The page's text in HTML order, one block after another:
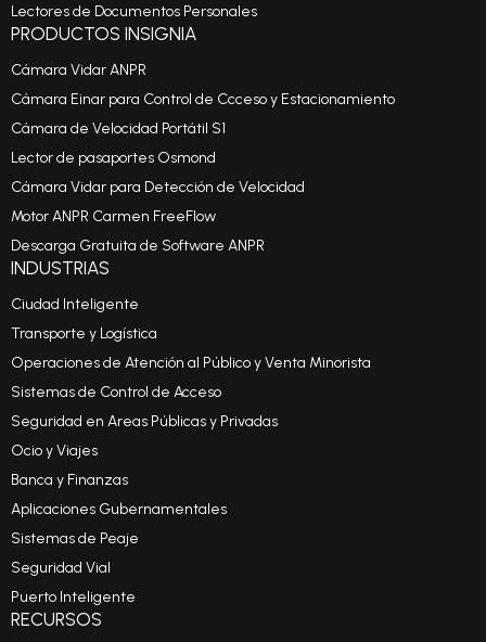
Lectores de Documentos Personales
PRODUCTOS INSIGNIA
Cámara Vidar ANPR
Cámara Einar para Control de Ccceso y Estacionamiento
Cámara de Velocidad Portátil S1
Lector de pasaportes Osmond
Cámara Vidar para Detección de Velocidad
Motor ANPR Carmen FreeFlow
Descarga Gratuita de Software ANPR
INDUSTRIAS
Ciudad Inteligente
Transporte y Logística
Operaciones de Atención al Público y Venta Minorista
Sistemas de Control de Acceso
Seguridad en Areas Públicas y Privadas
Ocio y Viajes
Banca y Finanzas
Aplicaciones Gubernamentales
Sistemas de Peaje
Seguridad Vial
Puerto Inteligente
RECURSOS